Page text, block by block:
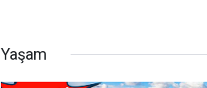
Yaşam